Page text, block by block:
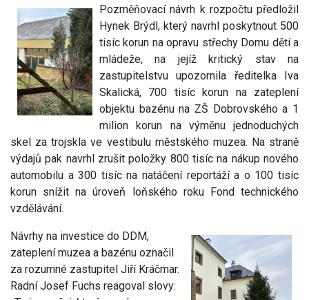
Pozměňovací návrh k rozpočtu předložil
Hynek Brýdl, který navrhl poskytnout 500
tisíc korun na opravu střechy Domu dětí a
mládeže, na jejíž kritický stav na
zastupitelstvu upozornila ředitelka Iva
Skalická, 700 tisíc korun na zateplení
objektu bazénu na ZŠ Dobrovského a 1
milion korun na výměnu jednoduchých
skel za trojskla ve vestibulu městského muzea. Na straně
výdajů pak navrhl zrušit položky 800 tisíc na nákup nového
automobilu a 300 tisíc na natáčení reportáží a o 100 tisíc
korun snížit na úroveň loňského roku Fond technického
vzdělávání.
Návrhy na investice do DDM,
zateplení muzea a bazénu označil
za rozumné zastupitel Jiří Kráčmar.
Radní Josef Fuchs reagoval slovy: